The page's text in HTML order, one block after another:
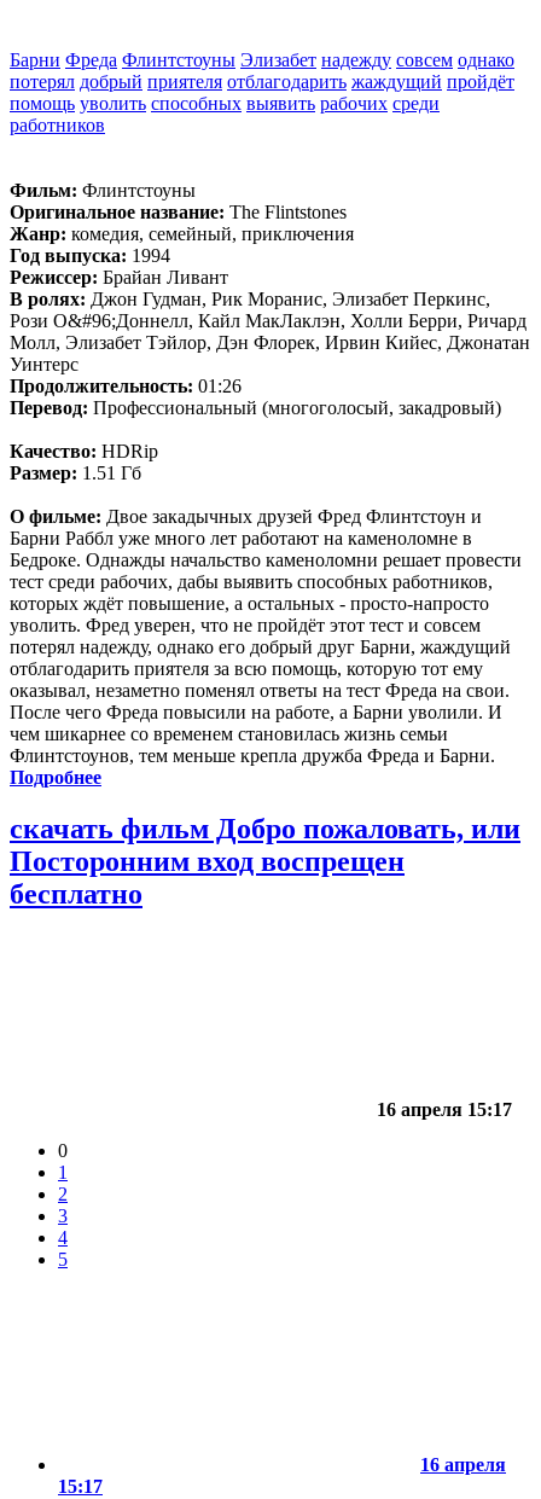
Барни Фреда Флинтстоуны Элизабет надежду совсем однако
потерял добрый приятеля отблагодарить жаждущий пройдёт
помощь уволить способных выявить рабочих среди
работников
Фильм: Флинтстоуны
Оригинальное название: The Flintstones
Жанр: комедия, семейный, приключения
Год выпуска: 1994
Режиссер: Брайан Ливант
В ролях: Джон Гудман, Рик Моранис, Элизабет Перкинс,
Рози О&#96;Доннелл, Кайл МакЛаклэн, Холли Берри, Ричард
Молл, Элизабет Тэйлор, Дэн Флорек, Ирвин Кийес, Джонатан
Уинтерс
Продолжительность: 01:26
Перевод: Профессиональный (многоголосый, закадровый)
Качество: HDRip
Размер: 1.51 Гб
О фильме: Двое закадычных друзей Фред Флинтстоун и
Барни Раббл уже много лет работают на каменоломне в
Бедроке. Однажды начальство каменоломни решает провести
тест среди рабочих, дабы выявить способных работников,
которых ждёт повышение, а остальных - просто-напросто
уволить. Фред уверен, что не пройдёт этот тест и совсем
потерял надежду, однако его добрый друг Барни, жаждущий
отблагодарить приятеля за всю помощь, которую тот ему
оказывал, незаметно поменял ответы на тест Фреда на свои.
После чего Фреда повысили на работе, а Барни уволили. И
чем шикарнее со временем становилась жизнь семьи
Флинтстоунов, тем меньше крепла дружба Фреда и Барни.
Подробнее
скачать фильм Добро пожаловать, или
Посторонним вход воспрещен
бесплатно
16 апреля 15:17
0
1
2
3
4
5
16 апреля
15:17